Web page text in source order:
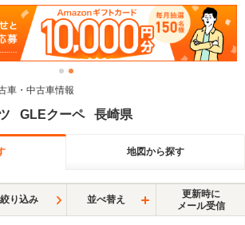
車・中古車情報
ツ GLEクーペ 長崎県
地図から探す
絞り込み 並べ替え
更新時に
メール受信